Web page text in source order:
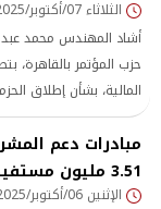
الثلاثاء 07/أكتوبر/2025 - 03:38 م
أشاد المهندس محمد عبد
حزب المؤتمر بالقاهرة،
المالية، بشأن إطلاق
نهاية أكتوبر الجاري،
حكوميًا جادًا نحو تهيئة
للممولين والمستثمرين.
مبادرات دعم
3.51 مليون مستفيد بـ84.7 مليار جنيه
الإثنين 06/أكتوبر/2025 - 03:51 م